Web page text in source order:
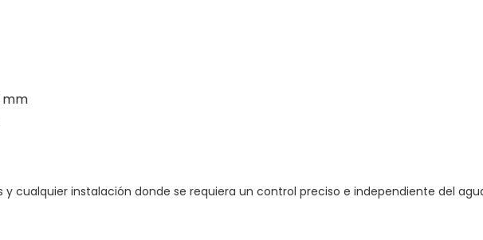
mm
y cualquier instalación donde se requiera un control preciso e independiente del